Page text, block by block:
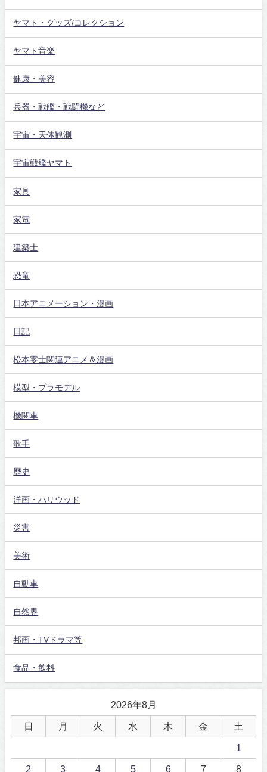
ヤマト・グッズ/コレクション
ヤマト音楽
健康・美容
兵器・戦艦・戦闘機など
宇宙・天体観測
宇宙戦艦ヤマト
家具
家電
建築士
恐竜
日本アニメーション・漫画
日記
松本零士関連アニメ＆漫画
模型・プラモデル
機関車
歌手
歴史
洋画・ハリウッド
災害
美術
自動車
自然界
邦画・TVドラマ等
食品・飲料
2026年8月
日 月 火 水 木 金 土
1
2 3 4 5 6 7 8